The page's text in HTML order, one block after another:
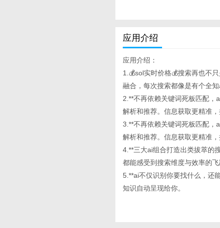
应用介绍
应用介绍：
1.💰sol实时价格💰搜索再也不
融合，每次搜索都像是有个全
2.**不再依赖关键词死板匹配
解析和推荐。信息获取更精准
3.**不再依赖关键词死板匹配，
解析和推荐。信息获取更精准
4.**三大ai组合打造出类拔萃的
都能感受到搜索维度与效率的
5.**ai不仅识别你要找什么，还
知识自动呈现给你。